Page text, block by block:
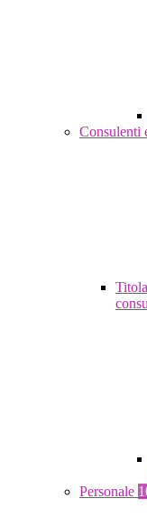
Consulenti
Personale